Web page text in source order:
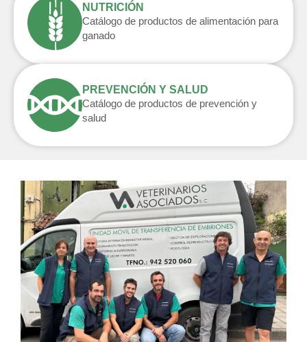
NUTRICIÓN
Catálogo de productos de alimentación para
ganado​
PREVENCIÓN Y SALUD
Catálogo de productos de prevención y
salud